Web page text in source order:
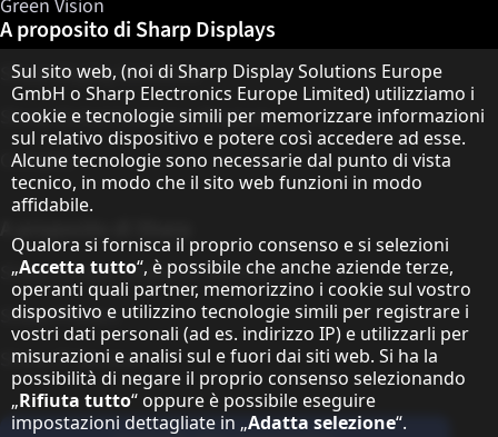
Green Vision
A proposito di Sharp Displays
Sharp Display Solutions
Sharp Global Customer Program
Contatto
Sharp Europe (Sharp for Business)
Sharp Printers
Sharp IT Services
Informativa sulla protezione dei dati
Sul sito web, (noi di Sharp Display Solutions Europe
GmbH o Sharp Electronics Europe Limited) utilizziamo i
cookie e tecnologie simili per memorizzare informazioni
sul relativo dispositivo e potere così accedere ad esse.
Alcune tecnologie sono necessarie dal punto di vista
tecnico, in modo che il sito web funzioni in modo
affidabile.
Qualora si fornisca il proprio consenso e si selezioni
„Accetta tutto“, è possibile che anche aziende terze,
operanti quali partner, memorizzino i cookie sul vostro
dispositivo e utilizzino tecnologie simili per registrare i
vostri dati personali (ad es. indirizzo IP) e utilizzarli per
misurazioni e analisi sul e fuori dai siti web. Si ha la
possibilità di negare il proprio consenso selezionando
„Rifiuta tutto“ oppure è possibile eseguire
impostazioni dettagliate in „Adatta selezione“.